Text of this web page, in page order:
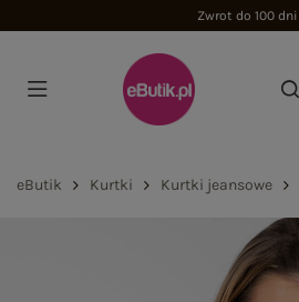
Zwrot do 100 dni
eButik Kurtki Kurtki jeansowe